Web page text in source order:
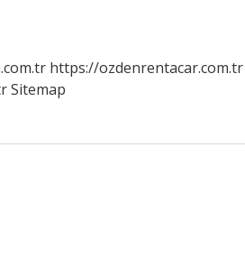
https://ozdenrentacar.com.tr
Sitemap